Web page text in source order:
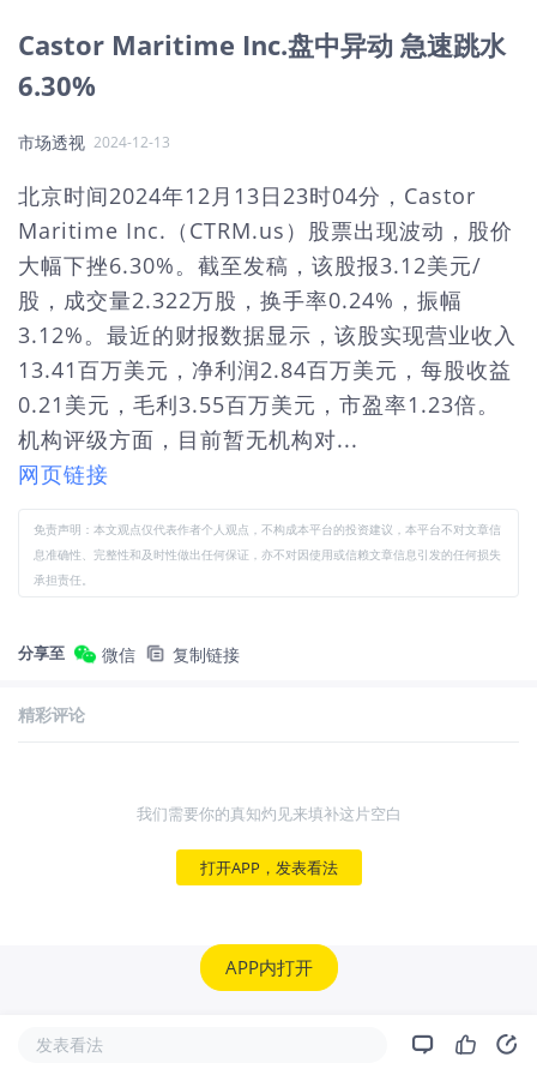
Castor Maritime Inc.盘中异动 急速跳水
6.30%
市场透视 2024-12-13
北京时间2024年12月13日23时04分，Castor
Maritime Inc.（CTRM.us）股票出现波动，股价
大幅下挫6.30%。截至发稿，该股报3.12美元/
股，成交量2.322万股，换手率0.24%，振幅
3.12%。最近的财报数据显示，该股实现营业收入
13.41百万美元，净利润2.84百万美元，每股收益
0.21美元，毛利3.55百万美元，市盈率1.23倍。
机构评级方面，目前暂无机构对...
网页链接
免责声明：本文观点仅代表作者个人观点，不构成本平台的投资建议，本平台不对文章信
息准确性、完整性和及时性做出任何保证，亦不对因使用或信赖文章信息引发的任何损失
承担责任。
分享至 微信 复制链接
精彩评论
我们需要你的真知灼见来填补这片空白
打开APP，发表看法
APP内打开
发表看法